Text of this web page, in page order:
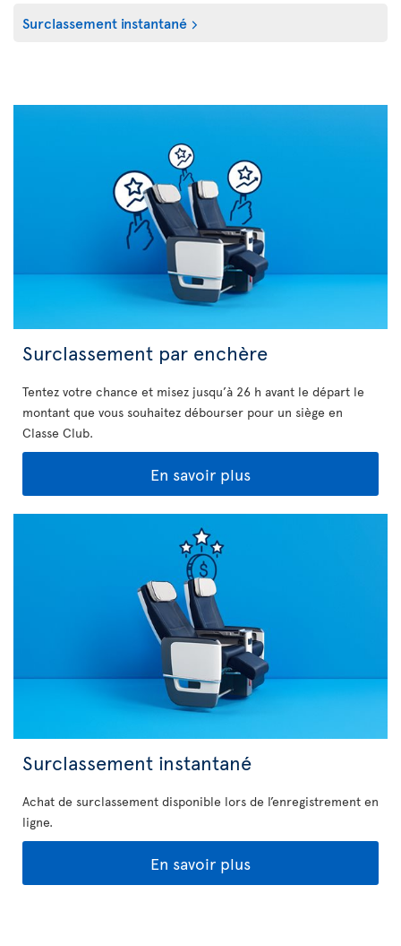
Surclassement instantané
Surclassement par enchère
Tentez votre chance et misez jusqu’à 26 h avant le départ le
montant que vous souhaitez débourser pour un siège en
Classe Club.
En savoir plus
Surclassement instantané
Achat de surclassement disponible lors de l’enregistrement en
ligne.
En savoir plus